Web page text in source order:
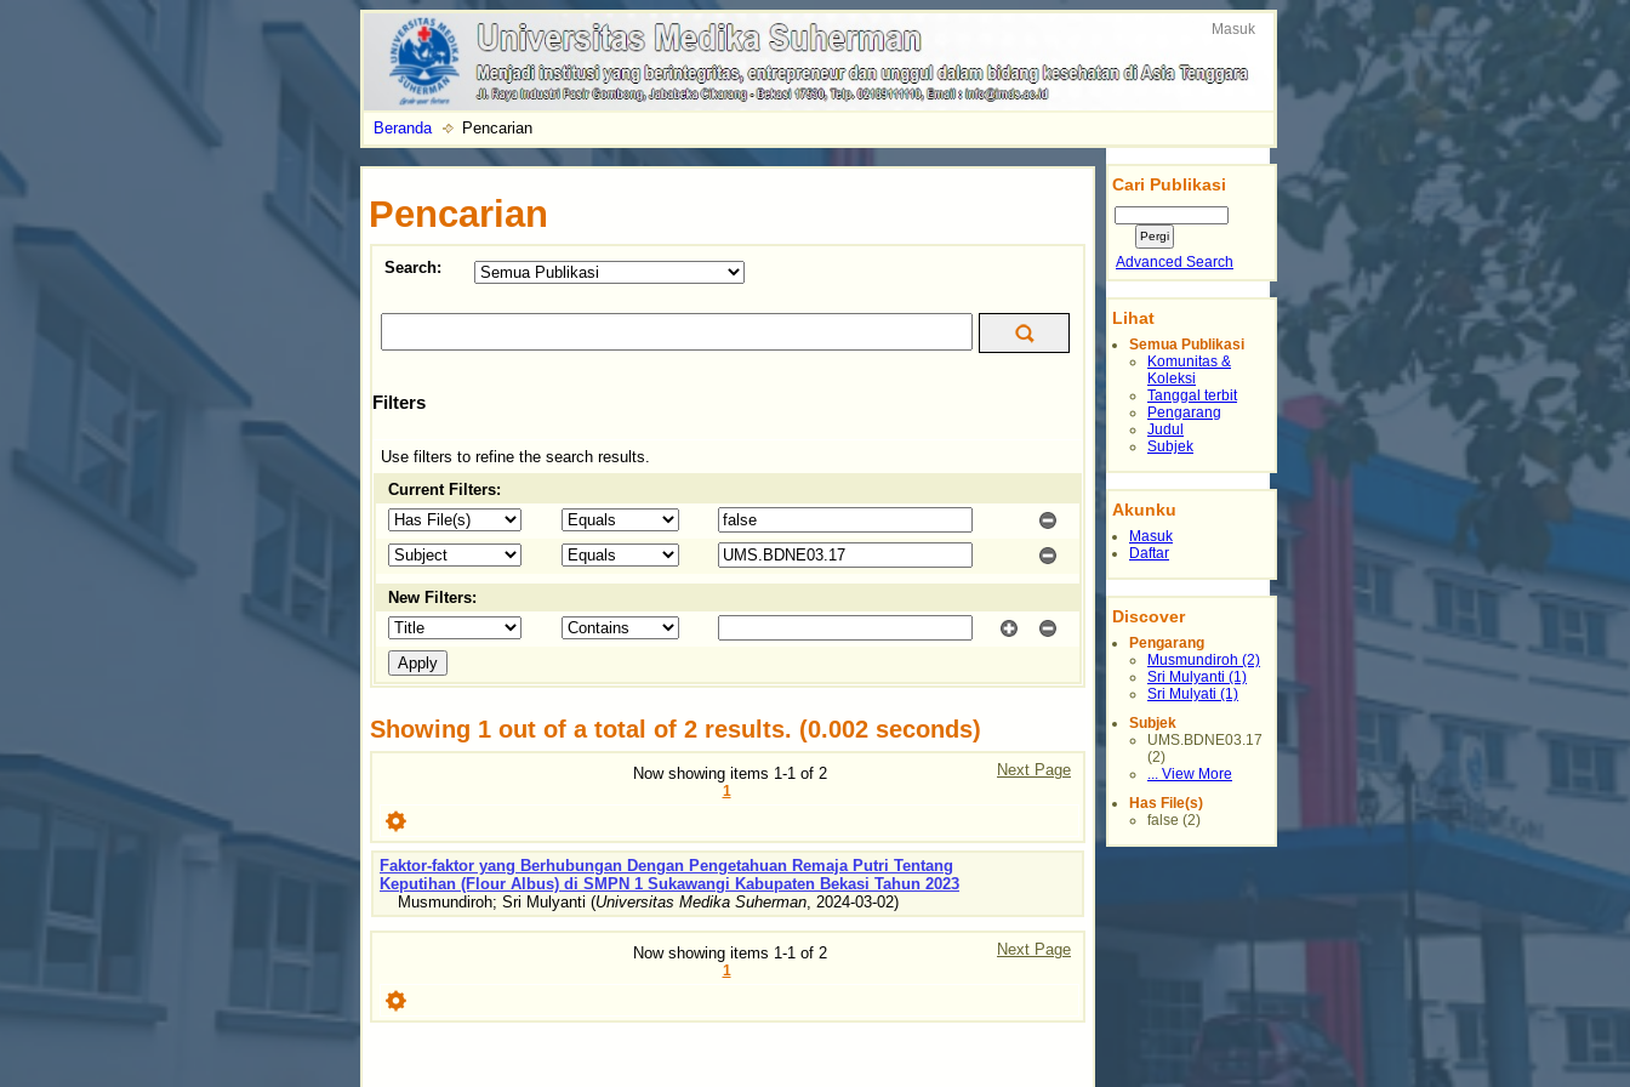
Beranda Pencarian
Masuk
Pencarian
Search:
Filters
Use filters to refine the search results.
Current Filters:
New Filters:
Showing 1 out of a total of 2 results. (0.002 seconds)
Now showing items 1-1 of 2
1
Next Page
Faktor-faktor yang Berhubungan Dengan Pengetahuan Remaja Putri Tentang
Keputihan (Flour Albus) di SMPN 1 Sukawangi Kabupaten Bekasi Tahun 2023
Musmundiroh; Sri Mulyanti (Universitas Medika Suherman 2024-03-02)
Now showing items 1-1 of 2
1
Next Page
Cari Publikasi
Advanced Search
Lihat
Semua Publikasi
Komunitas &
Koleksi
Tanggal terbit
Pengarang
Judul
Subjek
Akunku
Masuk
Daftar
Discover
Pengarang
Musmundiroh (2)
Sri Mulyanti (1)
Sri Mulyati (1)
Subjek
UMS.BDNE03.17
(2)
... View More
Has File(s)
false (2)